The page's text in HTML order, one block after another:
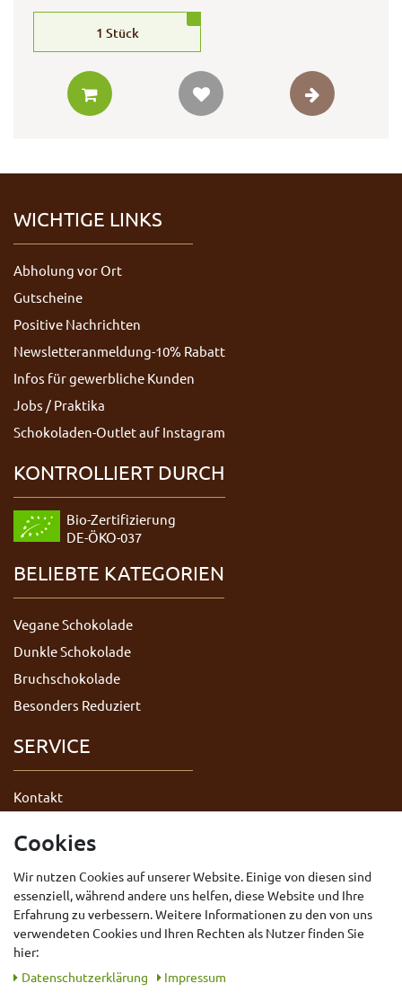
1 Stück
WICHTIGE LINKS
Abholung vor Ort
Gutscheine
Positive Nachrichten
Newsletteranmeldung-10% Rabatt
Infos für gewerbliche Kunden
Jobs / Praktika
Schokoladen-Outlet auf Instagram
KONTROLLIERT DURCH
Bio-Zertifizierung
DE-ÖKO-037
BELIEBTE KATEGORIEN
Vegane Schokolade
Dunkle Schokolade
Bruchschokolade
Besonders Reduziert
SERVICE
Kontakt
AGB
Impressum
Widerrufsrecht
Vertrag widerrufen
Cookies
Wir nutzen Cookies auf unserer Website. Einige von diesen sind
essenziell, während andere uns helfen, diese Website und Ihre
Erfahrung zu verbessern. Weitere Informationen zu den von uns
verwendeten Cookies und Ihren Rechten als Nutzer finden Sie
hier:
Daten­schutz­erklärung
Impressum